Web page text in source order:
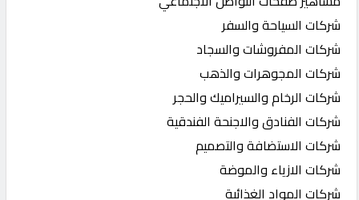
شركات السياحة والسفر
شركات المفروشات والسجاد
شركات المجوهرات والذهب
شركات الرخام والسيراميك والحجر
شركات الفنادق والاجنحة الفندقية
شركات الاستضافة والتصميم
شركات الازياء والموضة
شركات المواد الغذائية